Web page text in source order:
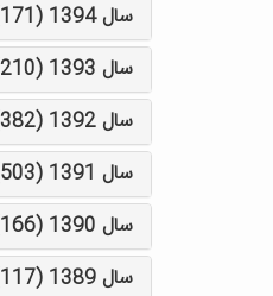
سال 1394 (171)
سال 1393 (210)
سال 1392 (382)
سال 1391 (503)
سال 1390 (166)
سال 1389 (117)